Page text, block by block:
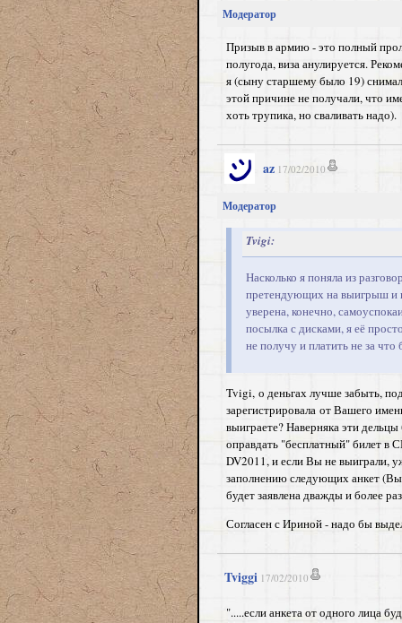
Модератор
Призыв в армию - это полный
полугода, виза анулируется.
я (сыну старшему было 19)
этой причине не получали, что
хоть трупика, но сваливать надо).
az 17/02/2010
Модератор
Tvigi:
Насколько я поняла из
претендующих на выигрыш и
уверена, конечно,
посылка с дисками, я её
не получу и платить не за
Tvigi, о деньгах лучше забыть,
зарегистрировала от Вашего
выиграете? Наверняка эти
оправдать "бесплатный" билет в
DV2011, и если Вы не выиграли,
заполнению следующих анкет (Вы
будет заявлена дважды и более
Согласен с Ириной - надо бы
Tviggi 17/02/2010
".....если анкета от одного лица